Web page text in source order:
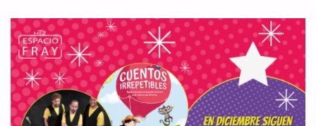
IRREPETIBLES
EN
FUNCIÓN
SOLIDARIA